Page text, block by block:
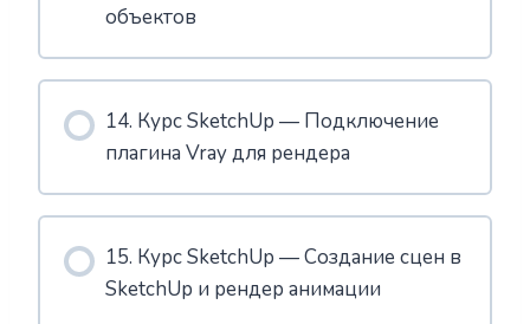
объектов
14. Курс SketchUp — Подключение
плагина Vray для рендера
15. Курс SketchUp — Создание сцен в
SketchUp и рендер анимации